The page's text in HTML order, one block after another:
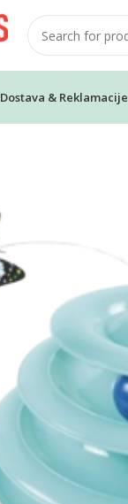
Dostava & Reklamacije